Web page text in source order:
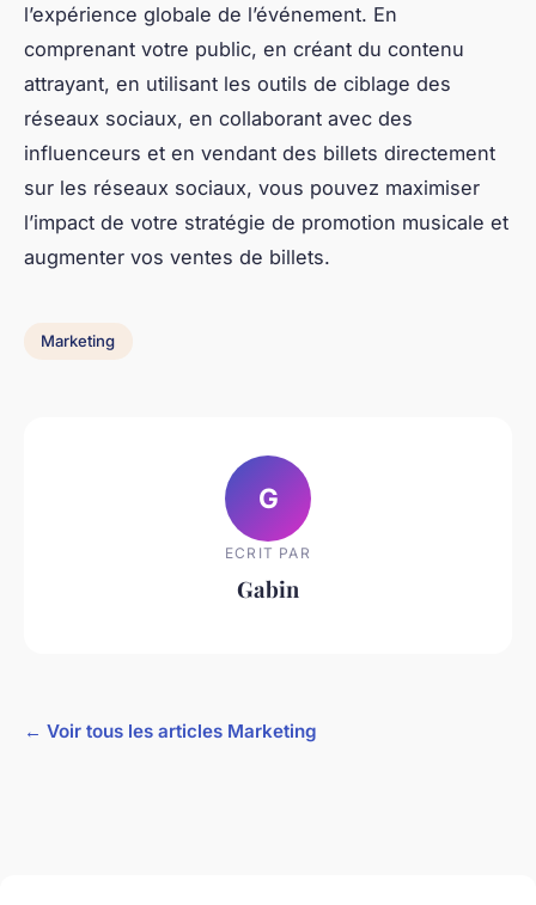
l’expérience globale de l’événement. En
comprenant votre public, en créant du contenu
attrayant, en utilisant les outils de ciblage des
réseaux sociaux, en collaborant avec des
influenceurs et en vendant des billets directement
sur les réseaux sociaux, vous pouvez maximiser
l’impact de votre stratégie de promotion musicale et
augmenter vos ventes de billets.
Marketing
G
ECRIT PAR
Gabin
← Voir tous les articles Marketing